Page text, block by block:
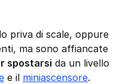
priva di scale, oppure
ma sono affiancate
spostarsi da un livello
e il miniascensore.